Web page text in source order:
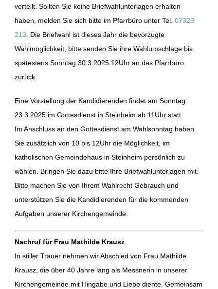
verteilt. Sollten Sie keine Briefwahlunterlagen erhalten
haben, melden Sie sich bitte im Pfarrbüro unter Tel. 07329
213. Die Briefwahl ist dieses Jahr die bevorzugte
Wahlmöglichkeit, bitte senden Sie ihre Wahlumschläge bis
spätestens Sonntag 30.3.2025 12Uhr an das Pfarrbüro
zurück.
Eine Vorstellung der Kandidierenden findet am Sonntag
23.3.2025 im Gottesdienst in Steinheim ab 11Uhr statt.
Im Anschluss an den Gottesdienst am Wahlsonntag haben
Sie zusätzlich von 10 bis 12Uhr die Möglichkeit, im
katholischen Gemeindehaus in Steinheim persönlich zu
wählen. Bringen Sie dazu bitte Ihre Briefwahlunterlagen mit.
Bitte machen Sie von Ihrem Wahlrecht Gebrauch und
unterstützen Sie die Kandidierenden für die kommenden
Aufgaben unserer Kirchengemeinde.
Nachruf für Frau Mathilde Krausz
In stiller Trauer nehmen wir Abschied von Frau Mathilde
Krausz, die über 40 Jahre lang als Messnerin in unserer
Kirchengemeinde mit Hingabe und Liebe diente. Gemeinsam